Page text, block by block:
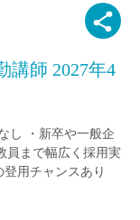
講師 2027年4
し ・新卒や一般企
員まで幅広く採用実
用チャンスあり